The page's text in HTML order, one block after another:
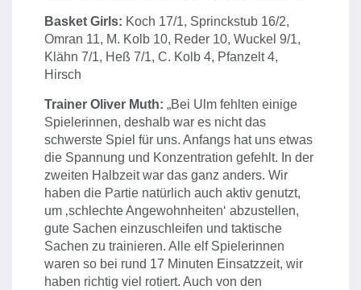
Basket Girls: Koch 17/1, Sprinckstub 16/2,
Omran 11, M. Kolb 10, Reder 10, Wuckel 9/1,
Klähn 7/1, Heß 7/1, C. Kolb 4, Pfanzelt 4,
Hirsch
Trainer Oliver Muth: „Bei Ulm fehlten einige
Spielerinnen, deshalb war es nicht das
schwerste Spiel für uns. Anfangs hat uns etwas
die Spannung und Konzentration gefehlt. In der
zweiten Halbzeit war das ganz anders. Wir
haben die Partie natürlich auch aktiv genutzt,
um ‚schlechte Angewohnheiten‘ abzustellen,
gute Sachen einzuschleifen und taktische
Sachen zu trainieren. Alle elf Spielerinnen
waren so bei rund 17 Minuten Einsatzzeit, wir
haben richtig viel rotiert. Auch von den